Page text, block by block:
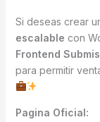
Si deseas crear
escalable con
Frontend
para permitir
Pagina Oficial: